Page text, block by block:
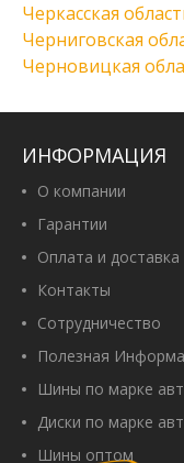
Черкасская
Черниговская
Черновицкая
ИНФОРМАЦИЯ
О компании
Гарантии
Оплата и доставка
Контакты
Сотрудничество
Полезная
Шины по марке
Диски по марке
Шины оптом